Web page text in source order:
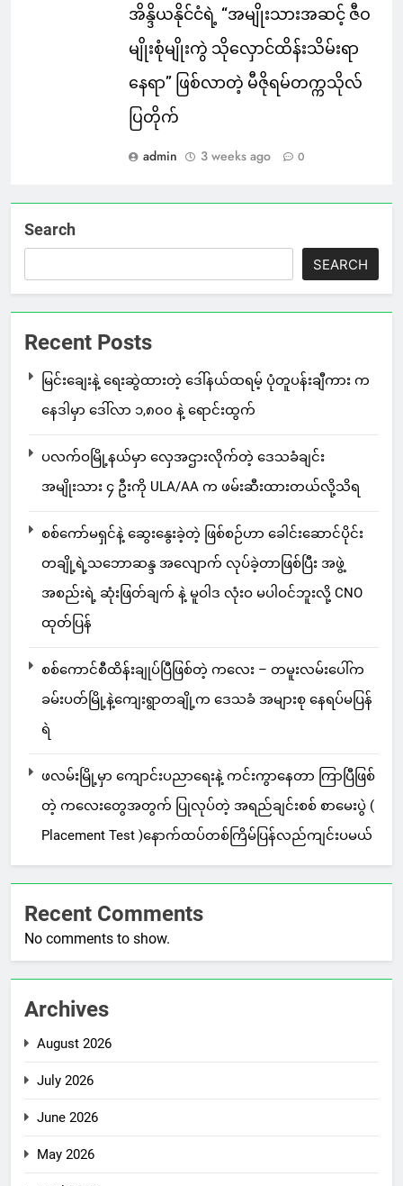
အိန္ဒိယနိုင်ငံရဲ့ “အမျိုးသားအဆင့် ဇီဝ
မျိုးစုံမျိုးကွဲ သိုလှောင်ထိန်းသိမ်းရာ
နေရာ” ဖြစ်လာတဲ့ မီဇိုရမ်တက္ကသိုလ်
ပြတိုက်
admin 3 weeks ago 0
Search
SEARCH
Recent Posts
မြင်းချေးနဲ့ ရေးဆွဲထားတဲ့ ဒေါ်နယ်ထရမ့် ပုံတူပန်းချီကား က
နေဒါမှာ ဒေါ်လာ ၁,၈၀၀ နဲ့ ရောင်းထွက်
ပလက်ဝမြို့နယ်မှာ လှေအဌားလိုက်တဲ့ ဒေသခံချင်း
အမျိုးသား ၄ ဦးကို ULA/AA က ဖမ်းဆီးထားတယ်လို့သိရ
စစ်ကော်မရှင်နဲ့ ဆွေးနွေးခဲ့တဲ့ ဖြစ်စဉ်ဟာ ခေါင်းဆောင်ပိုင်း
တချို့ရဲ့သဘောဆန္ဒ အလျောက် လုပ်ခဲ့တာဖြစ်ပြီး အဖွဲ့
အစည်းရဲ့ ဆုံးဖြတ်ချက် နဲ့ မူဝါဒ လုံးဝ မပါဝင်ဘူးလို့ CNO
ထုတ်ပြန်
စစ်ကောင်စီထိန်းချုပ်ပြီဖြစ်တဲ့ ကလေး – တမူးလမ်းပေါ်က
ခမ်းပတ်မြို့နဲ့ကျေးရွာတချို့က ဒေသခံ အများစု နေရပ်မပြန်
ရဲ
ဖလမ်းမြို့မှာ ကျောင်းပညာရေးနဲ့ ကင်းကွာနေတာ ကြာပြီဖြစ်
တဲ့ ကလေးတွေအတွက် ပြုလုပ်တဲ့ အရည်ချင်းစစ် စာမေးပွဲ (
Placement Test )နောက်ထပ်တစ်ကြိမ်ပြန်လည်ကျင်းပမယ်
Recent Comments
No comments to show.
Archives
August 2026
July 2026
June 2026
May 2026